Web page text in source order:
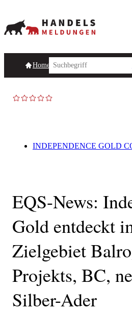
HomepageHandelsmeldungen
INDEPENDENCE GOLD
EQS-News:
Gold entdeckt
Zielgebiet
Projekts, BC,
Silber-Ader